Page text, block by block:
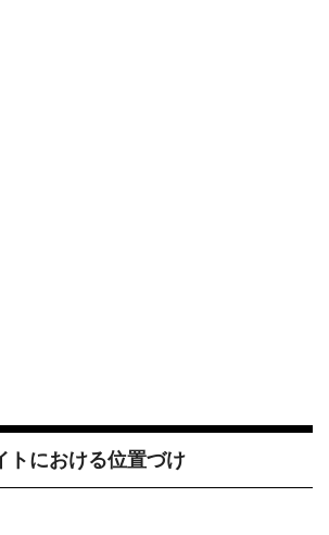
トにおける位置づけ